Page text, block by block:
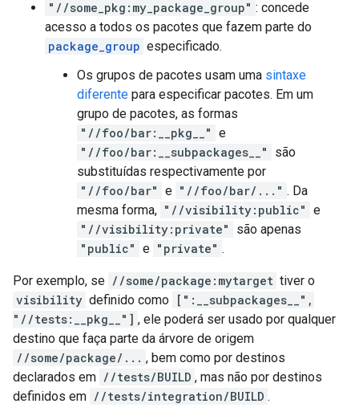
"//some_pkg:my_package_group" : concede
acesso a todos os pacotes que fazem parte do
package_group especificado.
Os grupos de pacotes usam uma sintaxe
diferente para especificar pacotes. Em um
grupo de pacotes, as formas
"//foo/bar:__pkg__" e
"//foo/bar:__subpackages__"
são
substituídas respectivamente por
"//foo/bar" e "//foo/bar/..." . Da
mesma forma, "//visibility:public" e
"//visibility:private"
são apenas
"public" e "private" .
Por exemplo, se //some/package:mytarget tiver o
visibility definido como [":__subpackages__",
"//tests:__pkg__"] , ele poderá ser usado por qualquer
destino que faça parte da árvore de origem
//some/package/... , bem como por destinos
declarados em //tests/BUILD , mas não por destinos
definidos em //tests/integration/BUILD .